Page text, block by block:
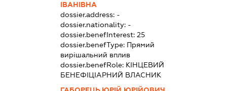
ІВАНІВНА
dossier.address: -
dossier.nationality: -
dossier.benefInterest: 25
dossier.benefType: Прямий
вирішальний вплив
dossier.benefRole: КІНЦЕВИЙ
БЕНЕФІЦІАРНИЙ ВЛАСНИК